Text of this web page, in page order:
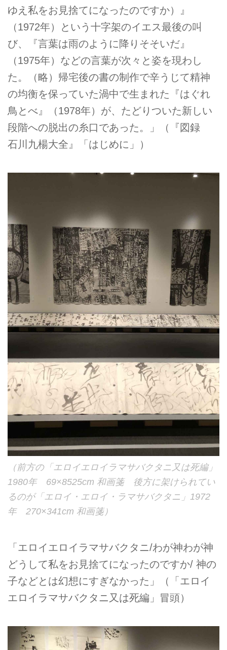
ゆえ私をお見捨てになったのですか）』
（1972年）という十字架のイエス最後の叫
び、『言葉は雨のように降りそそいだ』
（1975年）などの言葉が次々と姿を現わし
た。（略）帰宅後の書の制作で辛うじて精神
の均衡を保っていた渦中で生まれた『はぐれ
鳥とべ』（1978年）が、たどりついた新しい
段階への脱出の糸口であった。」（『図録
石川九楊大全』「はじめに」）
（前方の「エロイエロイラマサバクタニ又は死編」
1980年 69×8525cm 和画箋 後方に架けられてい
るのが「エロイ・エロイ・ラマサバクタニ」1972
年 270×341cm 和画箋）
「エロイエロイラマサバクタニ/わが神わが神
どうして私をお見捨てになったのですか/ 神の
子などとは幻想にすぎなかった」（「エロイ
エロイラマサバクタニ又は死編」冒頭）